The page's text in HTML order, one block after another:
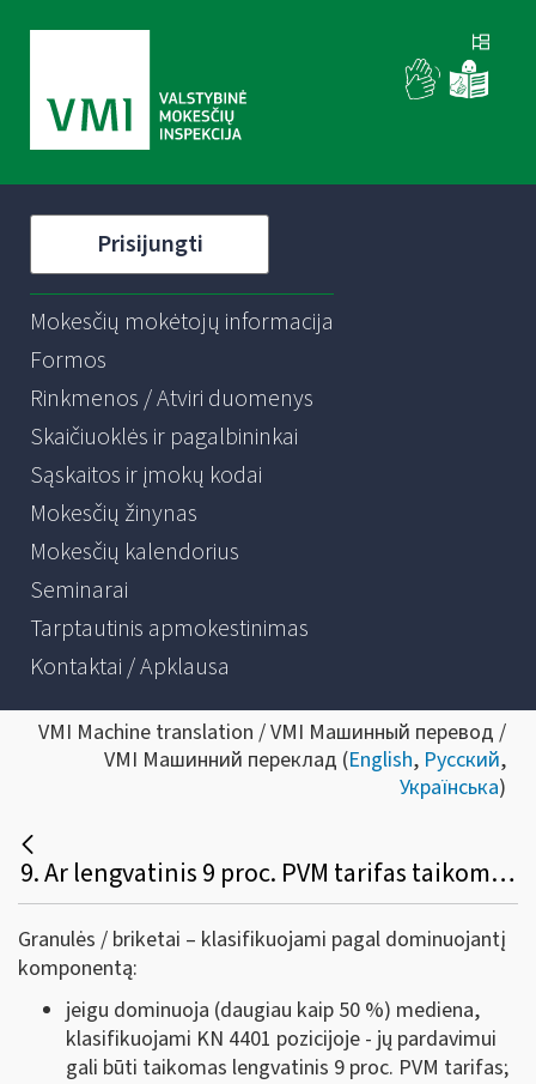
Prisijungti
Mokesčių mokėtojų informacija
Formos
Rinkmenos / Atviri duomenys
Skaičiuoklės ir pagalbininkai
Sąskaitos ir įmokų kodai
Mokesčių žinynas
Mokesčių kalendorius
Seminarai
Tarptautinis apmokestinimas
Kontaktai / Apklausa
VMI Machine translation / VMI Машинный перевод /
VMI Машинний переклад (English, Русский,
Українська)
9. Ar lengvatinis 9 proc. PVM tarifas taikomas granulėms / briketams, skirtiems kūrenimui, kurių sudėtyje yra medienos, šiaudų, biomasės išspaudų. Jeigu minėtose granulėse / briketuose yra medienos ir biomasės, ar svarbi proporcija?
Granulės / briketai – klasifikuojami pagal dominuojantį
komponentą:
jeigu dominuoja (daugiau kaip 50 %) mediena,
klasifikuojami KN 4401 pozicijoje - jų pardavimui
gali būti taikomas lengvatinis 9 proc. PVM tarifas;